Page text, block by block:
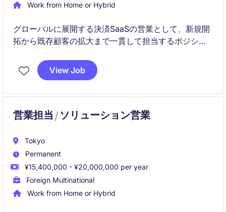
Work from Home or Hybrid
グローバルに展開する決済SaaSの営業として、新規開
拓から既存顧客の拡大まで一貫して担当するポジショ
決済×テクノロジーの成長領域で、営業力と事業視点を
View Job
営業担当 / ソリューション営業
Tokyo
Permanent
¥15,400,000 - ¥20,000,000 per year
Foreign Multinational
Work from Home or Hybrid